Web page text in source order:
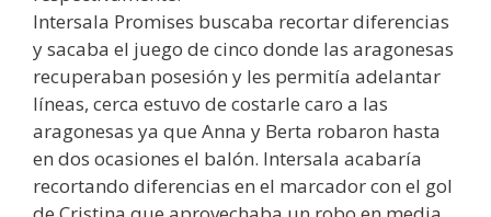
Intersala Promises buscaba recortar diferencias
y sacaba el juego de cinco donde las aragonesas
recuperaban posesión y les permitía adelantar
líneas, cerca estuvo de costarle caro a las
aragonesas ya que Anna y Berta robaron hasta
en dos ocasiones el balón. Intersala acabaría
recortando diferencias en el marcador con el gol